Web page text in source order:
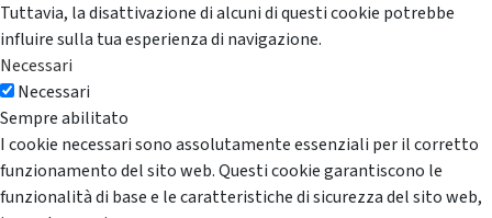
Tuttavia, la disattivazione di alcuni di questi cookie potrebbe
influire sulla tua esperienza di navigazione.
Necessari
Necessari
Sempre abilitato
I cookie necessari sono assolutamente essenziali per il corretto
funzionamento del sito web. Questi cookie garantiscono le
funzionalità di base e le caratteristiche di sicurezza del sito web,